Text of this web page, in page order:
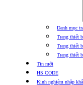
Danh mục
Trang thiết
Trang thiết
Trang thiết
Tin mới
HS CODE
Kinh nghiệm nhập